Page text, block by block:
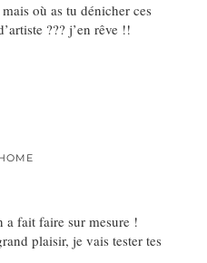
où as tu dénicher ces
??? j’en rêve !!
a fait faire sur mesure !
plaisir, je vais tester tes